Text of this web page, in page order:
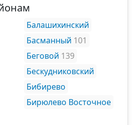
Балашихинский
Басманный 101
Беговой 139
Бескудниковский
Бибирево
Бирюлево Восточное